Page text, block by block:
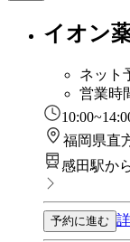
イオン
ネット
営業時
福岡県直
感田駅か
予約に進む